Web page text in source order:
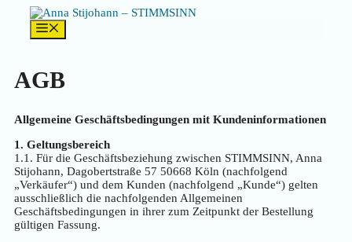
Inhalt
springen
AGB
Allgemeine Geschäftsbedingungen mit Kundeninformationen
1. Geltungsbereich
1.1. Für die Geschäftsbeziehung zwischen STIMMSINN, Anna
Stijohann, Dagobertstraße 57 50668 Köln (nachfolgend
„Verkäufer“) und dem Kunden (nachfolgend „Kunde“) gelten
ausschließlich die nachfolgenden Allgemeinen
Geschäftsbedingungen in ihrer zum Zeitpunkt der Bestellung
gültigen Fassung.